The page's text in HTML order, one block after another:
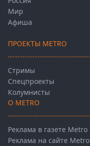
Мир
Афиша
ПРОЕКТЫ METRO
Стримы
Спецпроекты
Колумнисты
О METRO
Реклама в газете Metro
Реклама на сайте Metro